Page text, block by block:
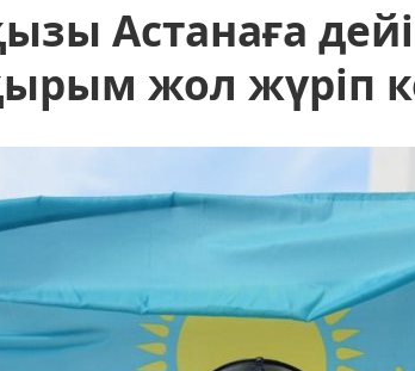
Астанаға
жол жүріп